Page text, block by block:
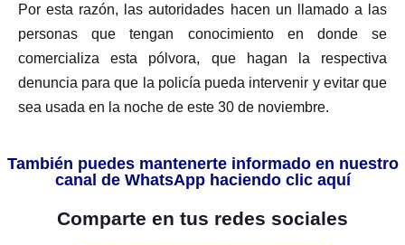
Por esta razón, las autoridades hacen un llamado a las
personas que tengan conocimiento en donde se
comercializa esta pólvora, que hagan la respectiva
denuncia para que la policía pueda intervenir y evitar que
sea usada en la noche de este 30 de noviembre.
También puedes mantenerte informado en nuestro
canal de WhatsApp haciendo clic aquí
Comparte en tus redes sociales